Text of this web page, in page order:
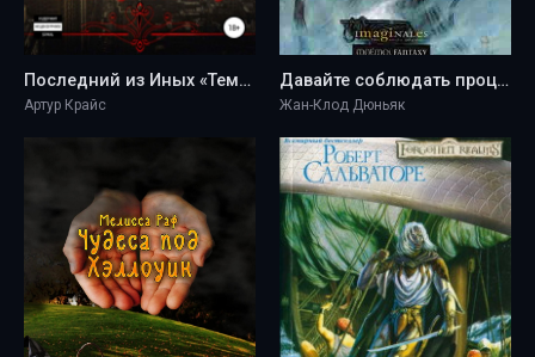
Последний из Иных «Темная история» - Артур Крайс
Артур Крайс
Давайте соблюдать процедуры - Жан-Клод Дюньяк
Жан-Клод Дюньяк